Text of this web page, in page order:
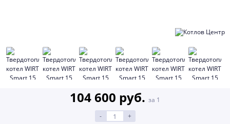
104 600 руб. за 1
-
+